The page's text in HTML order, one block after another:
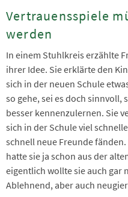
Vertrauensspiele
werden
In einem Stuhlkreis erzählte
ihrer Idee. Sie erklärte den
sich in der neuen Schule
so gehe, sei es doch sinnvoll,
besser kennenzulernen. Sie
sich in der Schule viel
schnell neue Freunde
hatte sie ja schon aus der
eigentlich wollte sie auch gar
Ablehnend, aber auch